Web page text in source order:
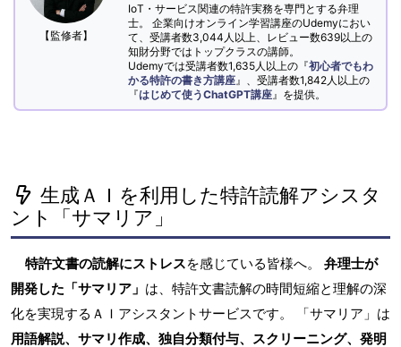
【監修者】
IoT・サービス関連の特許実務を専門とする弁理
士。 企業向けオンライン学習講座のUdemyにおい
て、受講者数3,044人以上、レビュー数639以上の
知財分野ではトップクラスの講師。
Udemyでは受講者数1,635人以上の『初心者でもわ
かる特許の書き方講座 』、受講者数1,842人以上の
『はじめて使うChatGPT講座 』を提供。
生成ＡＩを利用した特許読解アシスタ
ント「サマリア」
特許文書の読解にストレスを感じている皆様へ。 弁理士が
開発した「サマリア」 は、特許文書読解の時間短縮と理解の深
化を実現するＡＩアシスタントサービスです。 「サマリア」は
用語解説、サマリ作成、独自分類付与、スクリーニング、発明